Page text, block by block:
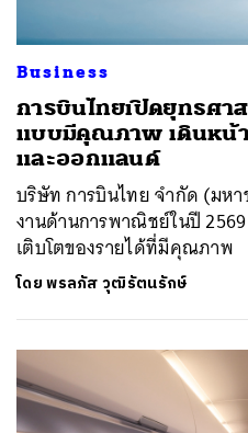
Business
การบินไทยเปิดยุทธศา
แบบมีคุณภาพ เดินหน้
และออกแลนด์
บริษัท การบินไทย จำกัด (มห
งานด้านการพาณิชย์ในปี
เติบโตของรายได้ที่มีคุณภาพ
โดยพรลภัส วุฒิรัตนรักษ์